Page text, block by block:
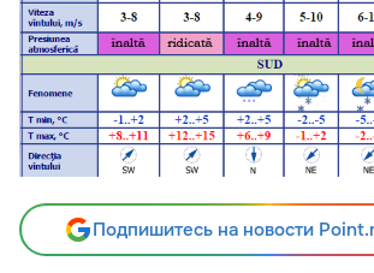
Подпишитесь на новости